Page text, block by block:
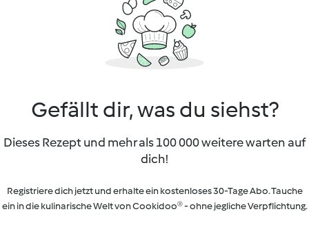
Gefällt dir, was du siehst?
Dieses Rezept und mehr als 100 000 weitere warten auf
dich!
Registriere dich jetzt und erhalte ein kostenloses 30-Tage Abo. Tauche
ein in die kulinarische Welt von Cookidoo® - ohne jegliche Verpflichtung.